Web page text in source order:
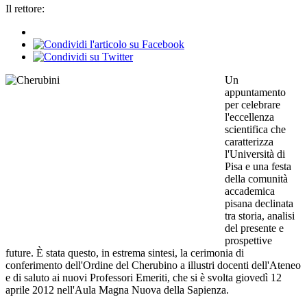
Il rettore:
Un
appuntamento
per celebrare
l'eccellenza
scientifica che
caratterizza
l'Università di
Pisa e una festa
della comunità
accademica
pisana declinata
tra storia, analisi
del presente e
prospettive
future. È stata questo, in estrema sintesi, la cerimonia di
conferimento dell'Ordine del Cherubino a illustri docenti dell'Ateneo
e di saluto ai nuovi Professori Emeriti, che si è svolta giovedì 12
aprile 2012 nell'Aula Magna Nuova della Sapienza.